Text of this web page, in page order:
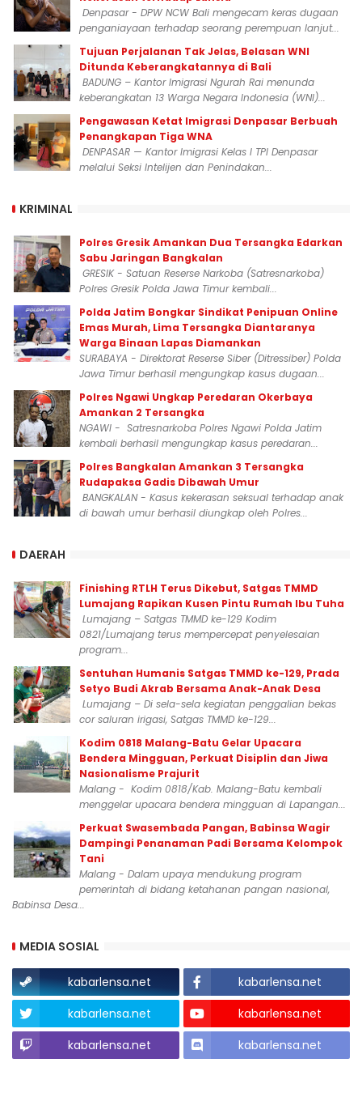
Denpasar - DPW NCW Bali mengecam keras dugaan
penganiayaan terhadap seorang perempuan lanjut...
Tujuan Perjalanan Tak Jelas, Belasan WNI
Ditunda Keberangkatannya di Bali
BADUNG – Kantor Imigrasi Ngurah Rai menunda
keberangkatan 13 Warga Negara Indonesia (WNI)...
Pengawasan Ketat Imigrasi Denpasar Berbuah
Penangkapan Tiga WNA
DENPASAR — Kantor Imigrasi Kelas I TPI Denpasar
melalui Seksi Intelijen dan Penindakan...
KRIMINAL
Polres Gresik Amankan Dua Tersangka Edarkan
Sabu Jaringan Bangkalan
GRESIK - Satuan Reserse Narkoba (Satresnarkoba)
Polres Gresik Polda Jawa Timur kembali...
Polda Jatim Bongkar Sindikat Penipuan Online
Emas Murah, Lima Tersangka Diantaranya
Warga Binaan Lapas Diamankan
SURABAYA - Direktorat Reserse Siber (Ditressiber) Polda
Jawa Timur berhasil mengungkap kasus dugaan...
Polres Ngawi Ungkap Peredaran Okerbaya
Amankan 2 Tersangka
NGAWI - Satresnarkoba Polres Ngawi Polda Jatim
kembali berhasil mengungkap kasus peredaran...
Polres Bangkalan Amankan 3 Tersangka
Rudapaksa Gadis Dibawah Umur
BANGKALAN - Kasus kekerasan seksual terhadap anak
di bawah umur berhasil diungkap oleh Polres...
DAERAH
Finishing RTLH Terus Dikebut, Satgas TMMD
Lumajang Rapikan Kusen Pintu Rumah Ibu Tuha
Lumajang – Satgas TMMD ke-129 Kodim
0821/Lumajang terus mempercepat penyelesaian
program...
Sentuhan Humanis Satgas TMMD ke-129, Prada
Setyo Budi Akrab Bersama Anak-Anak Desa
Lumajang – Di sela-sela kegiatan penggalian bekas
cor saluran irigasi, Satgas TMMD ke-129...
Kodim 0818 Malang-Batu Gelar Upacara
Bendera Mingguan, Perkuat Disiplin dan Jiwa
Nasionalisme Prajurit
Malang - Kodim 0818/Kab. Malang-Batu kembali
menggelar upacara bendera mingguan di Lapangan...
Perkuat Swasembada Pangan, Babinsa Wagir
Dampingi Penanaman Padi Bersama Kelompok
Tani
Malang - Dalam upaya mendukung program
pemerintah di bidang ketahanan pangan nasional,
Babinsa Desa...
MEDIA SOSIAL
kabarlensa.net
kabarlensa.net
kabarlensa.net
kabarlensa.net
kabarlensa.net
kabarlensa.net